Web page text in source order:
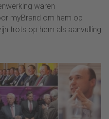
waren
myBrand om hem op
trots op hem als aanvulling